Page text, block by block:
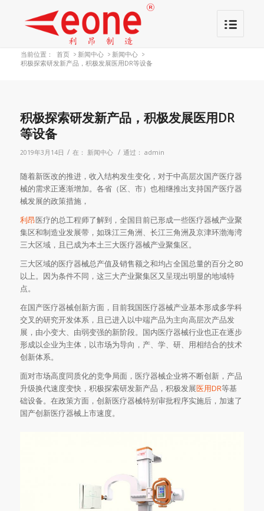
当前位置： 首页 > 新闻中心 > 新闻中心 >
积极探索研发新产品，积极发展医用DR等设备
积极探索研发新产品，积极发展医用DR
等设备
2019年3月14日 / 在： 新闻中心 / 通过： admin
随着新医改的推进，收入结构发生变化，对于中高层次国产医疗器
械的需求正逐渐增加。各省（区、市）也相继推出支持国产医疗器
械发展的政策措施，
利昂医疗的总工程师了解到，全国目前已形成一些医疗器械产业聚
集区和制造业发展带，如珠江三角洲、长江三角洲及京津环渤海湾
三大区域，且已成为本土三大医疗器械产业聚集区。
三大区域的医疗器械总产值及销售额之和均占全国总量的百分之80
以上。因为条件不同，这三大产业聚集区又呈现出明显的地域特
点。
在国产医疗器械创新方面，目前我国医疗器械产业基本形成多学科
交叉的研究开发体系，且已进入以中端产品为主向高层次产品发
展，由小变大、由弱变强的新阶段。国内医疗器械行业也正在逐步
形成以企业为主体，以市场为导向，产、学、研、用相结合的技术
创新体系。
面对市场高度同质化的竞争局面，医疗器械企业将不断创新，产品
升级换代速度变快，积极探索研发新产品，积极发展医用DR等基
础设备。在政策方面，创新医疗器械特别审批程序实施后，加速了
国产创新医疗器械上市速度。